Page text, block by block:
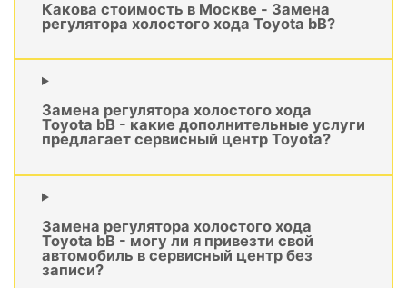
Какова стоимость в Москве - Замена
регулятора холостого хода Toyota bB?
Замена регулятора холостого хода
Toyota bB - какие дополнительные услуги
предлагает сервисный центр Toyota?
Замена регулятора холостого хода
Toyota bB - могу ли я привезти свой
автомобиль в сервисный центр без
записи?